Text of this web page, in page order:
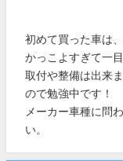
初めて買った車は
かっこよすぎて一
取付や整備は出来
ので勉強中です！
メーカー車種に問
い。